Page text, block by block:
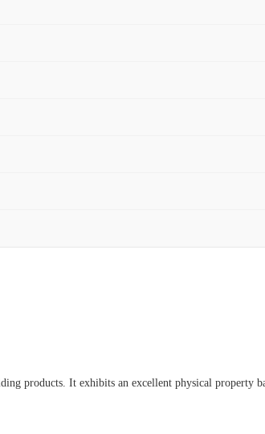
products. It exhibits an excellent physical property